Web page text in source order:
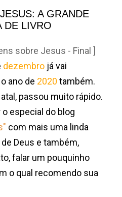
A GRANDE
DE LIVRO
sobre Jesus - Final ]
dezembro já vai
ano de 2020 também.
passou muito rápido.
o especial do blog
com mais uma linda
Deus e também,
falar um pouquinho
o qual recomendo sua